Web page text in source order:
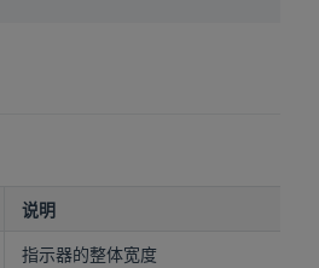
说明
指示器的整体宽度